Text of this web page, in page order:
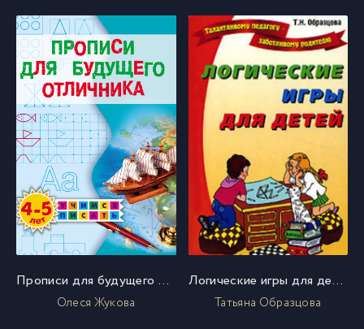
Прописи для будущего отличника. 4–5 лет
Олеся Жукова
Логические игры для детей
Татьяна Образцова